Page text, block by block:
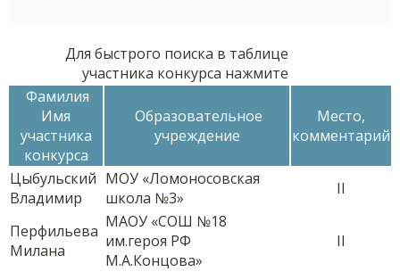
Для быстрого поиска в таблице
участника конкурса нажмите
Фамилия
Имя
участника
конкурса
Образовательное
учреждение
Место,
комментарий
Цыбульский
Владимир
МОУ «Ломоносовская
школа №3»
II
Перфильева
Милана
МАОУ «СОШ №18
им.героя РФ
М.А.Концова»
II